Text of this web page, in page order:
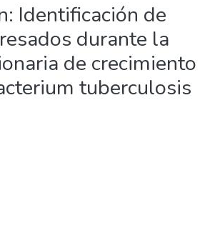
Identificación de
durante la
de crecimiento
tuberculosis